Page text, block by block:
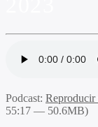
Podcast: Reproducir
55:17 — 50.6MB)